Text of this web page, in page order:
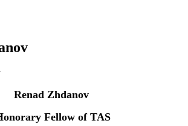
Renad Zhdanov
Fellow of TAS